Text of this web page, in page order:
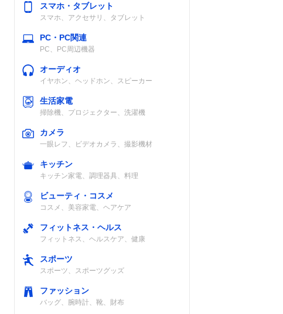
スマホ・タブレット
スマホ、アクセサリ、タブレット
PC・PC関連
PC、PC周辺機器
オーディオ
イヤホン、ヘッドホン、スピーカー
生活家電
掃除機、プロジェクター、洗濯機
カメラ
一眼レフ、ビデオカメラ、撮影機材
キッチン
キッチン家電、調理器具、料理
ビューティ・コスメ
コスメ、美容家電、ヘアケア
フィットネス・ヘルス
フィットネス、ヘルスケア、健康
スポーツ
スポーツ、スポーツグッズ
ファッション
バッグ、腕時計、靴、財布